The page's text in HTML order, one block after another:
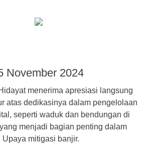
November 2024
menerima apresiasi langsung
atas dedikasinya dalam pengelolaan
seperti waduk dan bendungan di
menjadi bagian penting dalam
Upaya mitigasi banjir.